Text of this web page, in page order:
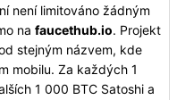
není limitováno žádným
na faucethub.io. Projekt
stejným názvem, kde
mobilu. Za každých 1
1 000 BTC Satoshi a